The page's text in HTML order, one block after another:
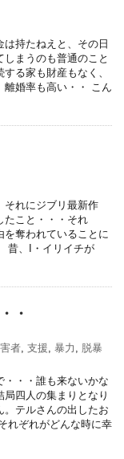
持たねえと、その日
まうのも普通のこと
る家も財産もなく、
離婚率も高い・・ こん
それにジブリ最新作
たこと・・・それ
を奪われていることに
昔、I・イリイチが
・
者, 支援, 暴力 , 脱暴
・・・誰も来ないかな
四人の集まりとなり
。テルさんの出したお
れぞれがどんな時に幸